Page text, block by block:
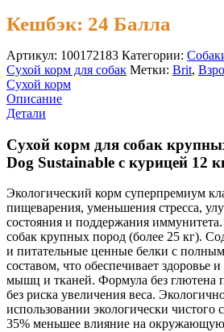
Кешбэк: 24 Балла
Артикул: 100172183 Категории:
Сухой корм для собак Метки: Brit,
Сухой корм
Описание
Детали
Сухой корм для собак
Dog Sustainable с курицей 12
Экологический корм суперпремиум
пищеварения, уменьшения стресса,
состояния и поддержания
собак крупных пород (более 25 кг).
и питательные ценные белки с
составом, что обеспечивает здоровье
мышц и тканей. Формула без глютена
без риска увеличения веса.
использовании экологически чистого
35% меньшее влияние на окружающую